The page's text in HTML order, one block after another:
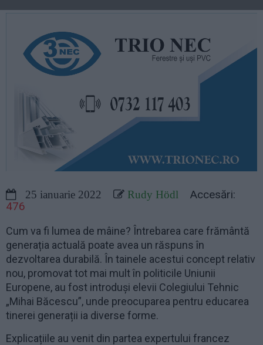
25 ianuarie 2022 Rudy Hödl
Accesări:
476
Cum va fi lumea de mâine? Întrebarea care frământă
generația actuală poate avea un răspuns în
dezvoltarea durabilă. În tainele acestui concept relativ
nou, promovat tot mai mult în politicile Uniunii
Europene, au fost introduși elevii Colegiului Tehnic
„Mihai Băcescu”, unde preocuparea pentru educarea
tinerei generații ia diverse forme.
Explicațiile au venit din partea expertului francez